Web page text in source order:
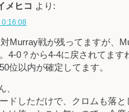
メヒコ より:
0:16:08
Murray戦が残ってますが、
4-0？から4-4に戻されてます
位以内が確定してます。
、
ドしただけで、クロムも落と